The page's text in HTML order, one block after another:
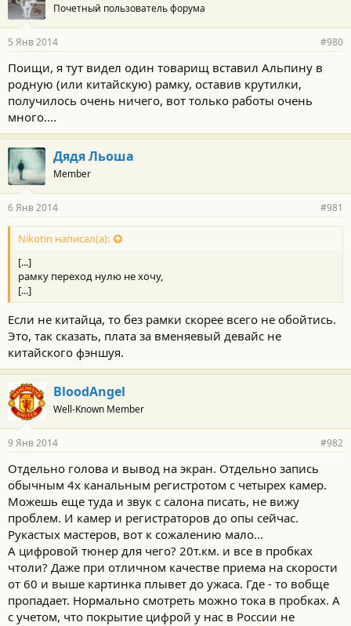
Почетный пользователь форума
5 Янв 2014 #980
Поищи, я тут видел один товарищ вставил Альпину в
родную (или китайскую) рамку, оставив крутилки,
получилось очень ничего, вот только работы очень
много....
Дядя Льоша
Member
6 Янв 2014 #981
Nikotin написал(а):
[...]
рамку переход нулю не хочу,
[...]
Если не китайца, то без рамки скорее всего не обойтись.
Это, так сказать, плата за вменяевый девайс не
китайского фэншуя.
BloodAngel
Well-Known Member
9 Янв 2014 #982
Отдельно голова и вывод на экран. Отдельно запись
обычным 4х канальным регистротом с четырех камер.
Можешь еще туда и звук с салона писать, не вижу
проблем. И камер и регистраторов до опы сейчас.
Рукастых мастеров, вот к сожалению мало...
А цифровой тюнер для чего? 20т.км. и все в пробках
чтоли? Даже при отличном качестве приема на скорости
от 60 и выше картинка плывет до ужаса. Где - то вобще
пропадает. Нормально смотреть можно тока в пробках. А
с учетом, что покрытие цифрой у нас в России не